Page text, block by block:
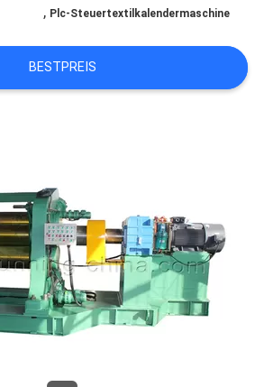
, Plc-Steuertextilkalendermaschine
BESTPREIS